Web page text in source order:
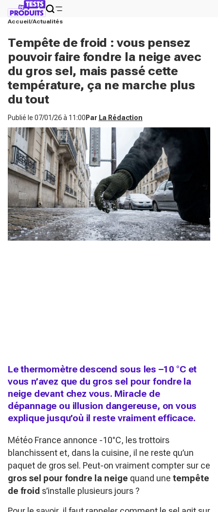
Accueil Actualités
Tempête de froid : vous pensez
pouvoir faire fondre la neige avec
du gros sel, mais passé cette
température, ça ne marche plus
du tout
Publié le 07/01/26 à 11:00 Par La Rédaction
Le thermomètre descend sous les –10 °C et
vous n’avez que du gros sel pour fondre la
neige devant chez vous. Miracle de
dépannage ou illusion dangereuse, on vous
explique jusqu’où il reste vraiment efficace.
Météo France annonce -10°C, les trottoirs
blanchissent et, dans la cuisine, il ne reste qu’un
paquet de gros sel. Peut-on vraiment compter sur ce
gros sel pour fondre la neige quand une tempête
de froid s’installe plusieurs jours ?